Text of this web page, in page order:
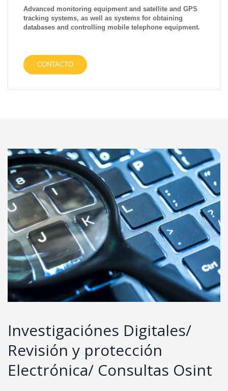
Advanced monitoring equipment and satellite and GPS
tracking systems, as well as systems for obtaining
databases and controlling mobile telephone equipment.
CONTACTO
Investigaciónes Digitales/
Revisión y protección
Electrónica/ Consultas Osint